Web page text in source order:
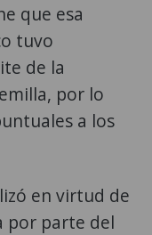
que esa
tuvo
de la
por lo
a los
en virtud de
por parte del